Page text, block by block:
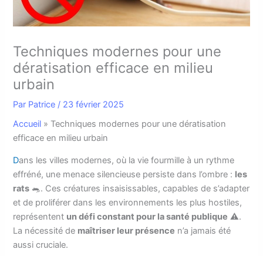
Techniques modernes pour une
dératisation efficace en milieu
urbain
Par Patrice / 23 février 2025
Accueil » Techniques modernes pour une dératisation
efficace en milieu urbain
Dans les villes modernes, où la vie fourmille à un rythme
effréné, une menace silencieuse persiste dans l’ombre : les
rats 🐀. Ces créatures insaisissables, capables de s’adapter
et de proliférer dans les environnements les plus hostiles,
représentent un défi constant pour la santé publique ⚠️.
La nécessité de maîtriser leur présence n’a jamais été
aussi cruciale.